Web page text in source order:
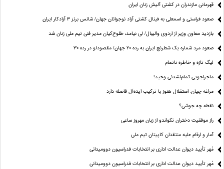
قهرمانی مازندران در کشتی آلیش زنان ایران
صعود فراستی و اسمعلی به فینال کشتی آزاد نوجوانان جهان/ شانس برنز ۳ آزادکار ایران
بازدید معاون وزیر از اردوی والیبال/ لی نیامد، طلوع‌کیان مدیر فنی تیم ملی زنان شد
صعود مرد شماره یک شطرنج ایران به رده ۲۰ جهان/ مقصودلو در رده ۳۰
لیگ تازه و خاطره ناتمام
ماجراجویی تمام‌نشدنی وحید!
مراغه چیان: استقلال هنوز با ترکیب ایده‌آل فاصله دارد
نقطه چه جوشی؟
راز موفقیت دختران تکواندو از زبان مهروز ساعی
آمار و ارقام علیه منتقدان کاپیتان تیم ملی
مُهر تأیید دیوان عدالت اداری بر انتخابات فدراسیون دوومیدانی
مُهر تأیید دیوان عدالت اداری بر انتخابات فدراسیون دوومیدانی